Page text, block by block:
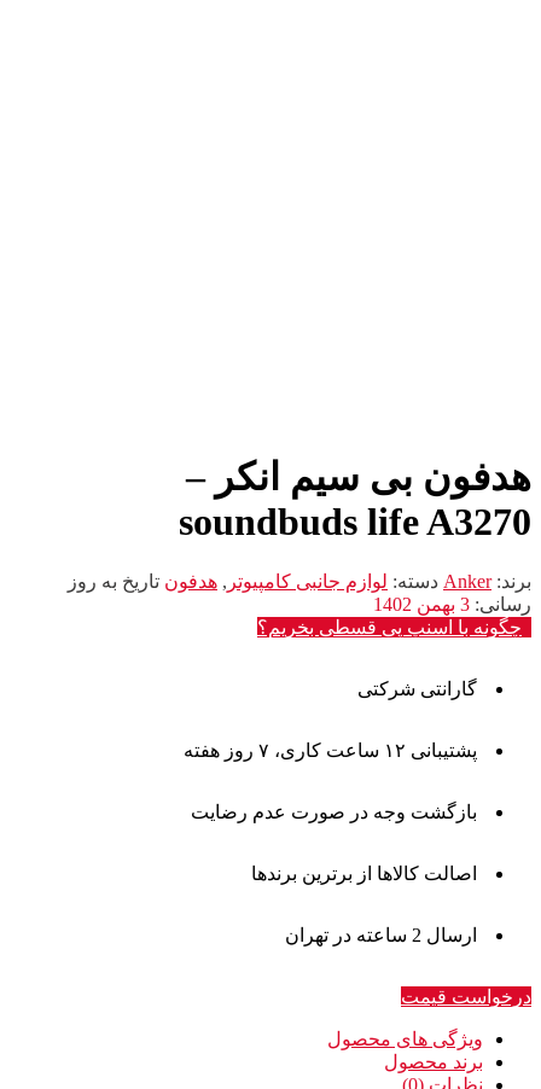
هدفون بی سیم انکر –
soundbuds life A3270
برند:Anker دسته: لوازم جانبی کامپیوتر , هدفون تاریخ به روز
رسانی: 3 بهمن 1402
چگونه با اسنپ پی قسطی بخریم؟
گارانتی شرکتی
پشتیبانی ۱۲ ساعت کاری، ۷ روز هفته
بازگشت وجه در صورت عدم رضایت
اصالت کالاها از برترین برندها
ارسال 2 ساعته در تهران
درخواست قیمت
ویژگی های محصول
برند محصول